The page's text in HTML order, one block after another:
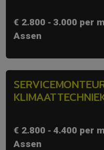
€ 2.800 ‐ 3.000 per
Assen
€ 2.800 ‐ 4.400 per
Assen